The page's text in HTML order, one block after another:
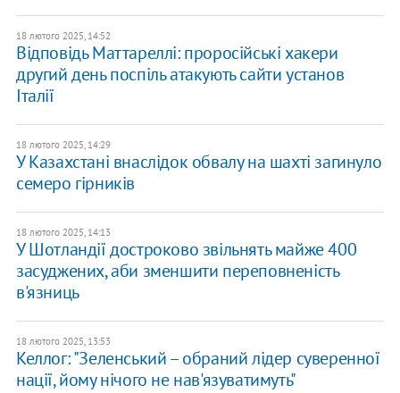
18 лютого 2025, 14:52
Відповідь Маттареллі: проросійські хакери
другий день поспіль атакують сайти установ
Італії
18 лютого 2025, 14:29
У Казахстані внаслідок обвалу на шахті загинуло
семеро гірників
18 лютого 2025, 14:13
У Шотландії достроково звільнять майже 400
засуджених, аби зменшити переповненість
в'язниць
18 лютого 2025, 13:53
Келлог: "Зеленський – обраний лідер суверенної
нації, йому нічого не нав'язуватимуть"